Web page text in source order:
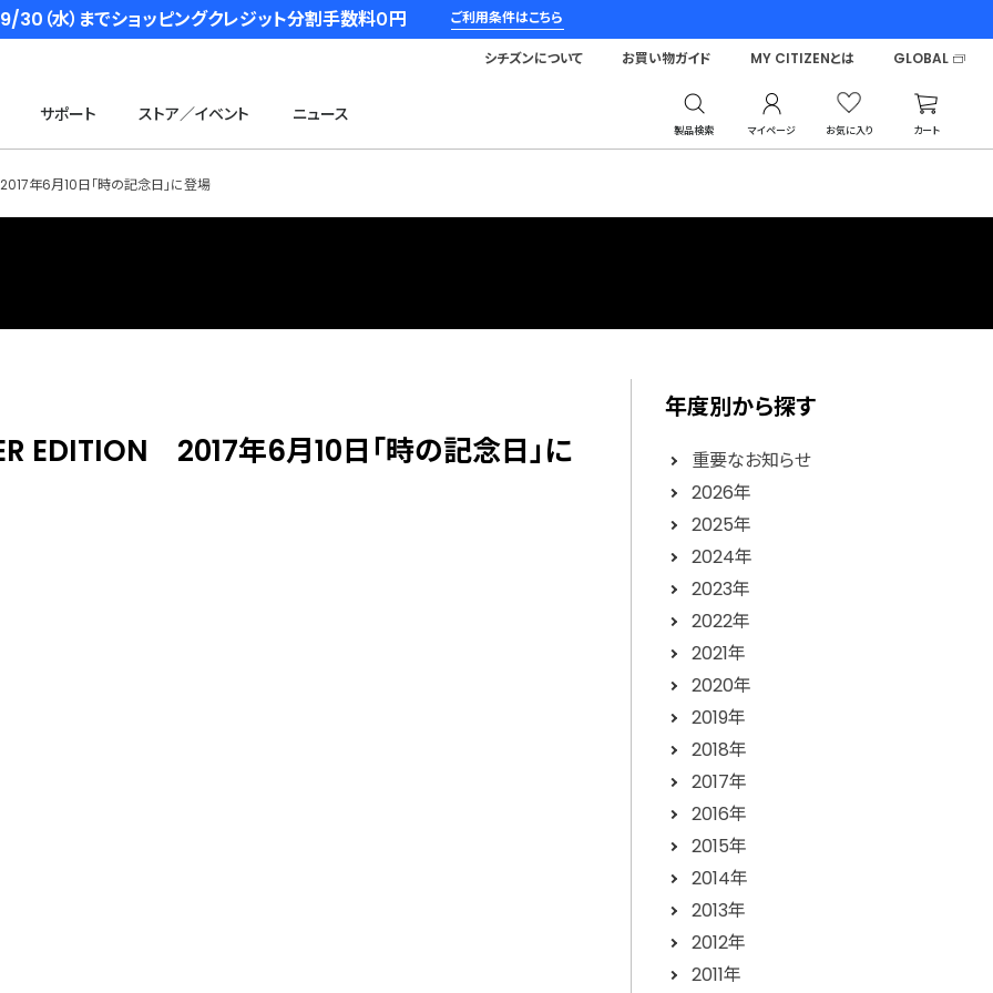
（水）までショッピングクレジット分割手数料０円 ご利用条件はこちら
サポート ストア／イベント ニュース
製品検索 マイページ お気に入り カート
シチズンについて お買い物ガイド MY CITIZENとは GLOBAL
年6月10日「時の記念日」に登場
EDITION 2017年6月10日「時の記念日」に
年度別から探す
重要なお知らせ
2026年
2025年
2024年
2023年
2022年
2021年
2020年
2019年
2018年
2017年
2016年
2015年
2014年
2013年
2012年
2011年